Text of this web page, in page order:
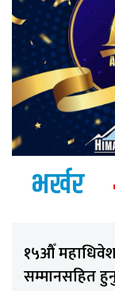
भर्खर
१५औँ
सम्मानसहित